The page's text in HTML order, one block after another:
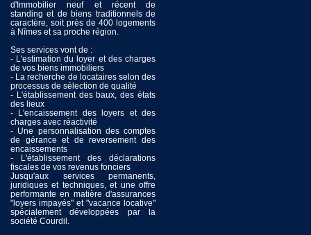
d'Immobilier neuf et récent de
standing et de biens traditionnels de
caractère, soit près de 400 logements
à Nîmes et sa proche région.
Ses services vont de :
- L'estimation du loyer et des charges
de vos biens immobiliers
- La recherche de locataires selon des
processus de sélection de qualité
- L'établissement des baux, des états
des lieux
- L'encaissement des loyers et des
charges avec réactivité
- Une personnalisation des comptes
de gérance et de reversement des
encaissements
- L'établissement des déclarations
fiscales de vos revenus fonciers
Jusqu'aux services permanents,
juridiques et techniques, et une offre
performante en matière d'assurances
"loyers impayés" et "vacance locative"
spécialement développées par la
société Courdil.